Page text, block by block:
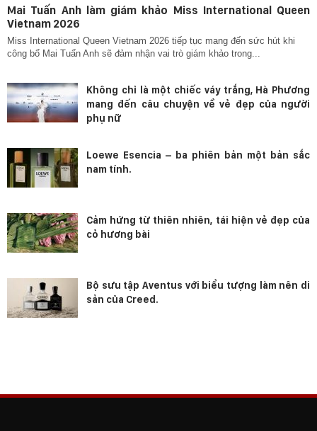
Mai Tuấn Anh làm giám khảo Miss International Queen
Vietnam 2026
Miss International Queen Vietnam 2026 tiếp tục mang đến sức hút khi
công bố Mai Tuấn Anh sẽ đảm nhận vai trò giám khảo trong...
Không chỉ là một chiếc váy trắng, Hà Phương
mang đến câu chuyện về vẻ đẹp của người
phụ nữ
Loewe Esencia – ba phiên bản một bản sắc
nam tính.
Cảm hứng từ thiên nhiên, tái hiện vẻ đẹp của
cỏ hương bài
Bộ sưu tập Aventus với biểu tượng làm nên di
sản của Creed.